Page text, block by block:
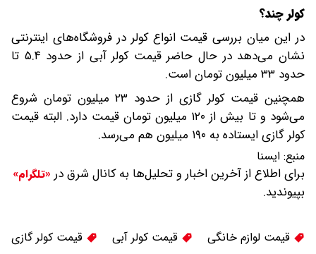
کولر چند؟
در این میان بررسی قیمت انواع کولر در فروشگاه‌های اینترنتی
نشان می‌دهد در حال حاضر قیمت کولر آبی از حدود ۵.۴ تا
حدود ۳۳ میلیون تومان است.
همچنین قیمت کولر گازی از حدود ۲۳ میلیون تومان شروع
می‌شود و تا بیش از ۱۲۰ میلیون تومان قیمت دارد. البته قیمت
کولر گازی ایستاده به ۱۹۰ میلیون هم می‌رسد.
منبع: ایسنا
برای اطلاع از آخرین اخبار و تحلیل‌ها به کانال شرق در «تلگرام»
بپیوندید.
قیمت لوازم خانگی قیمت کولر آبی قیمت کولر گازی